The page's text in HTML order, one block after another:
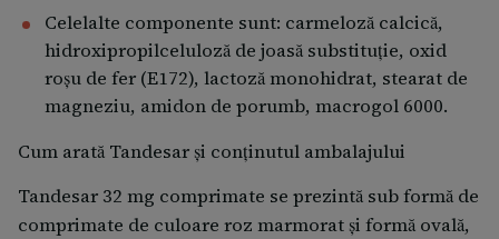
Celelalte componente sunt: carmeloză calcică,
hidroxipropilceluloză de joasă substituție, oxid
roșu de fer (E172), lactoză monohidrat, stearat de
magneziu, amidon de porumb, macrogol 6000.
Cum arată Tandesar și conținutul ambalajului
Tandesar 32 mg comprimate se prezintă sub formă de
comprimate de culoare roz marmorat și formă ovală,